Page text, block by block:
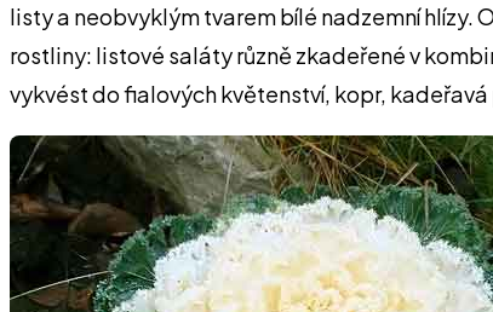
listy a neobvyklým tvarem bílé nadzemní hlízy.
rostliny: listové saláty různě zkadeřené v
vykvést do fialových květenství, kopr,